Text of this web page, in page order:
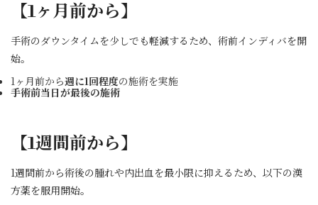
【1ヶ月前から】
手術のダウンタイムを少しでも軽減するため、術前インディバを開
始。
1ヶ月前から週に1回程度の施術を実施
手術前当日が最後の施術
【1週間前から】
1週間前から術後の腫れや内出血を最小限に抑えるため、以下の漢
方薬を服用開始。